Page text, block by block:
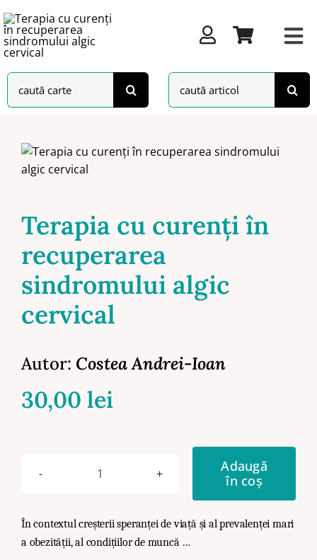
to
content
Search
for:
Search
for:
Terapia cu curenţi în
recuperarea
sindromului algic
cervical
Autor: Costea Andrei-Ioan
30,00 lei
Cantitate
cu
curenţi
Adaugă
în coș
În contextul creșterii speranței de viață și al prevalenței mari
a obezității, al condițiilor de muncă …